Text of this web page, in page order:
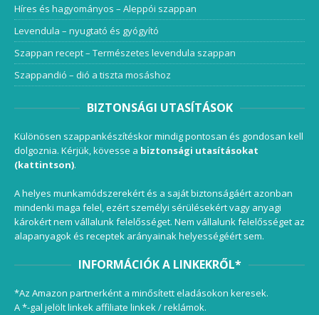
Híres és hagyományos – Aleppói szappan
Levendula – nyugtató és gyógyító
Szappan recept – Természetes levendula szappan
Szappandió – dió a tiszta mosáshoz
BIZTONSÁGI UTASÍTÁSOK
Különösen szappankészítéskor mindig pontosan és gondosan kell
dolgoznia. Kérjük, kövesse a biztonsági utasításokat
(kattintson).
A helyes munkamódszerekért és a saját biztonságáért azonban
mindenki maga felel, ezért személyi sérülésekért vagy anyagi
károkért nem vállalunk felelősséget. Nem vállalunk felelősséget az
alapanyagok és receptek arányainak helyességéért sem.
INFORMÁCIÓK A LINKEKRŐL*
*Az Amazon partnerként a minősített eladásokon keresek.
A *-gal jelölt linkek affiliate linkek / reklámok.